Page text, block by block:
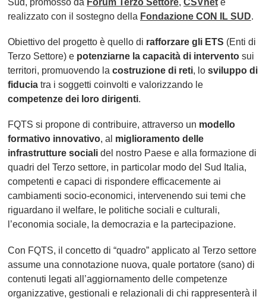
Sud, promosso da Forum Terzo Settore, CSVnet e
realizzato con il sostegno della Fondazione CON IL SUD.
Obiettivo del progetto è quello di rafforzare gli ETS (Enti di
Terzo Settore) e potenziarne la capacità di intervento sui
territori, promuovendo la costruzione di reti, lo sviluppo di
fiducia tra i soggetti coinvolti e valorizzando le
competenze dei loro dirigenti.
FQTS si propone di contribuire, attraverso un modello
formativo innovativo, al miglioramento delle
infrastrutture sociali del nostro Paese e alla formazione di
quadri del Terzo settore, in particolar modo del Sud Italia,
competenti e capaci di rispondere efficacemente ai
cambiamenti socio-economici, intervenendo sui temi che
riguardano il welfare, le politiche sociali e culturali,
l’economia sociale, la democrazia e la partecipazione.
Con FQTS, il concetto di “quadro” applicato al Terzo settore
assume una connotazione nuova, quale portatore (sano) di
contenuti legati all’aggiornamento delle competenze
organizzative, gestionali e relazionali di chi rappresenterà il